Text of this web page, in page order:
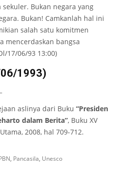
Bukan negara yang
Bukan! Camkanlah hal ini
salah satu komitmen
mencerdaskan bangsa
17/06/93 13:00)
06/1993)
aslinya dari Buku “Presiden
dalam Berita”, Buku XV
2008, hal 709-712.
, Pancasila, Unesco